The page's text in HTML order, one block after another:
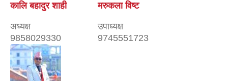
कालि बहादुर शाही
अध्यक्ष
9858029330
मरुकला विष्ट
उपाध्यक्ष
9745551723